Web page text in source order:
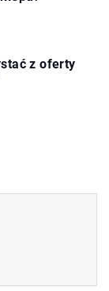
z oferty